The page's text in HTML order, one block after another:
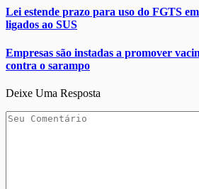
Lei estende prazo para uso do FGTS
ligados ao SUS
Empresas são instadas a promover
contra o sarampo
Deixe Uma Resposta